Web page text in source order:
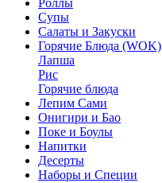
Роллы
Супы
Салаты и Закуски
Горячие Блюда (WOK)
Лапша
Рис
Горячие блюда
Лепим Сами
Онигири и Бао
Поке и Боулы
Напитки
Десерты
Наборы и Специи